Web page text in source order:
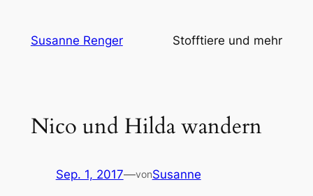
Inhalt
springen
Susanne Renger Stofftiere und mehr
Nico und Hilda wandern
Sep. 1, 2017—vonSusanne